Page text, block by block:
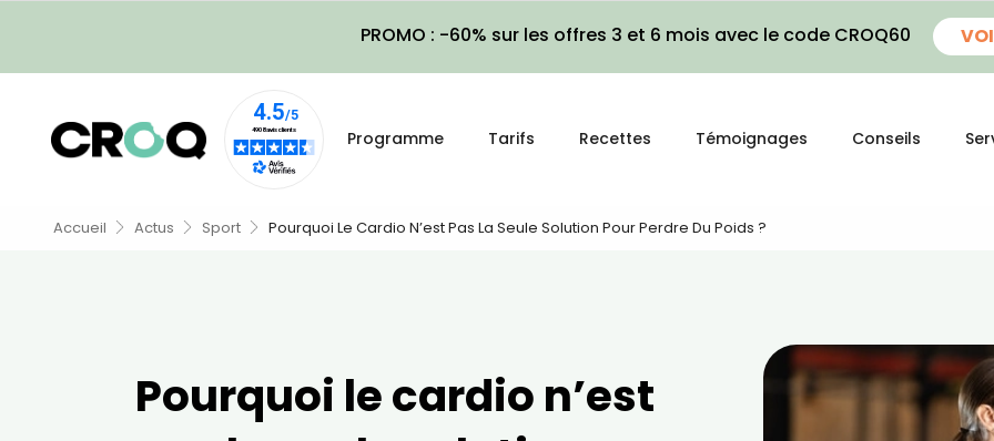
PROMO : -60% sur les offres 3 et 6 mois avec le code CROQ60
Programme Tarifs Recettes Témoignages Conseils
Accueil Actus Sport Pourquoi Le Cardio N’est Pas La Seule Solution Pour Perdre Du Poids ?
Pourquoi le cardio n’est